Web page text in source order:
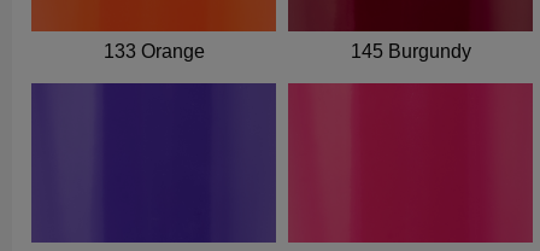
133 Orange 145 Burgundy